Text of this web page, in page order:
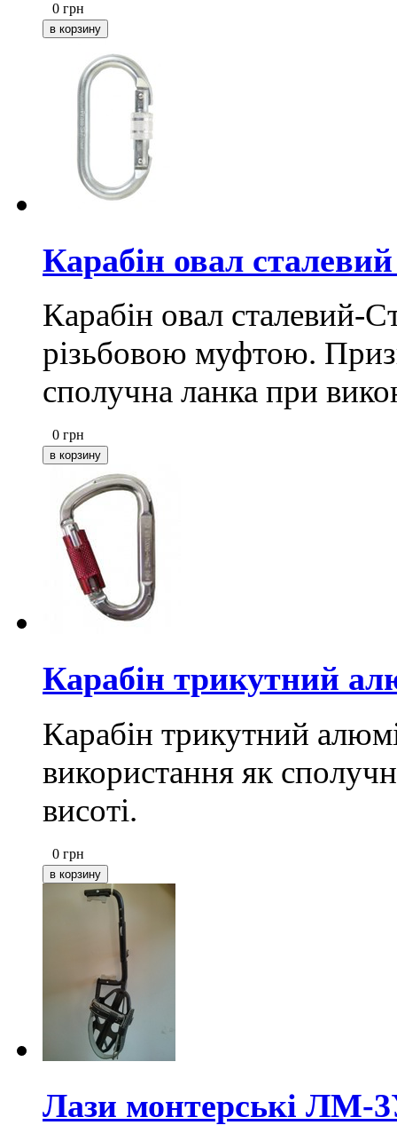
0 грн
Карабін овал
Карабін овал сталевий-
різьбовою муфтою.
сполучна ланка при
0 грн
Карабін трикутний
Карабін трикутний
використання як
висоті.
0 грн
Лази монтерські ЛМ-